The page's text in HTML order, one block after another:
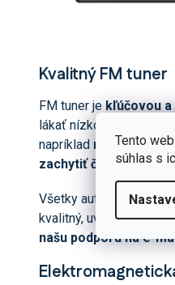
Tento
súhlas s
Kvalitný FM tuner
FM tuner je kľúčovou
lákať nízkou cenou, ale
napríklad rádiá značiek
zachytiť čistejší
Všetky autorádiá na
kvalitný, uvádzame to
našu podporu na e-